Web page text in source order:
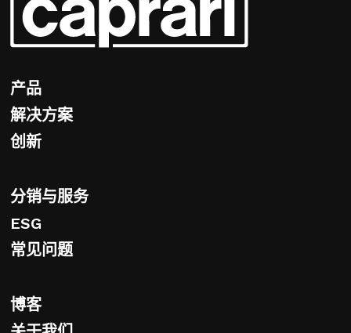
产品
解决方案
创新
分销与服务
ESG
常见问题
博客